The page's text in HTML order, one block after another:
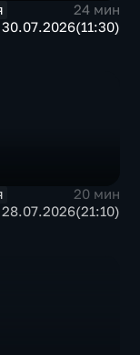
24 мин
20 мин